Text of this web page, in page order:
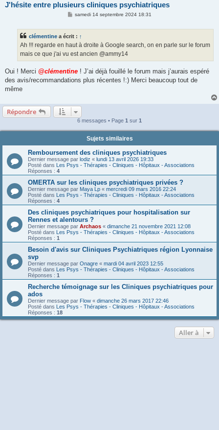
J'hésite entre plusieurs cliniques psychiatriques
M
a
g
samedi 14 septembre 2024 18:31
clémentine a écrit : ↑
Ah !!! regarde en haut à droite à Google search, on en parle sur le forum
mais ce que j'ai vu est ancien @ammy14
Oui ! Merci @clémentine ! J’ai déjà fouillé le forum mais j’aurais espéré
des avis/recommandations plus récentes !:) Merci beaucoup tout de
même
Répondre
6 messages • Page 1 sur 1
Sujets similaires
Remboursement des cliniques psychiatriques
Dernier message par lodiz « lundi 13 avril 2026 19:33
Posté dans Les Psys - Thérapies - Cliniques - Hôpitaux - Associations
Réponses : 4
OMERTA sur les cliniques psychiatriques privées ?
Dernier message par Maya Lp « mercredi 09 mars 2016 22:24
Posté dans Les Psys - Thérapies - Cliniques - Hôpitaux - Associations
Réponses : 4
Des cliniques psychiatriques pour hospitalisation sur
Rennes et alentours ?
Dernier message par Archaos « dimanche 21 novembre 2021 12:08
Posté dans Les Psys - Thérapies - Cliniques - Hôpitaux - Associations
Réponses : 1
Besoin d'avis sur Cliniques Psychiatriques région Lyonnaise
svp
Dernier message par Onagre « mardi 04 avril 2023 12:55
Posté dans Les Psys - Thérapies - Cliniques - Hôpitaux - Associations
Réponses : 1
Recherche témoignage sur les Cliniques psychiatriques pour
ados
Dernier message par Flow « dimanche 26 mars 2017 22:46
Posté dans Les Psys - Thérapies - Cliniques - Hôpitaux - Associations
Réponses : 18
Aller à